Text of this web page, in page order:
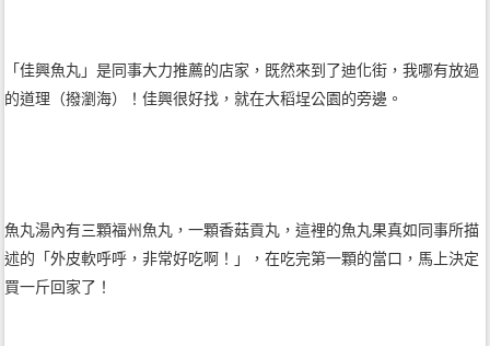
「佳興魚丸」是同事大力推薦的店家，既然來到了迪化街，我哪有放過
的道理（撥瀏海）！佳興很好找，就在大稻埕公園的旁邊。
魚丸湯內有三顆福州魚丸，一顆香菇貢丸，這裡的魚丸果真如同事所描
述的「外皮軟呼呼，非常好吃啊！」，在吃完第一顆的當口，馬上決定
買一斤回家了！